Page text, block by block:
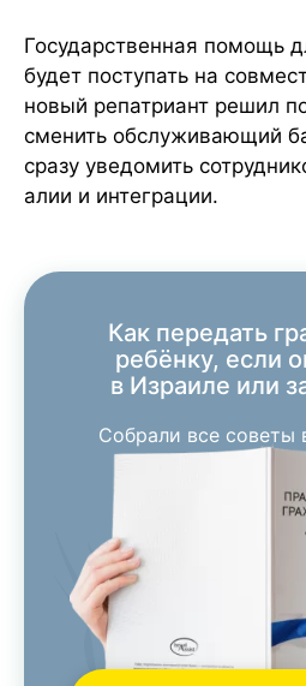
Государственная помощь
будет поступать на
новый репатриант решил
сменить обслуживающий
сразу уведомить
алии и интеграции.
Как передать
ребёнку, если
в Израиле или
Собрали все советы